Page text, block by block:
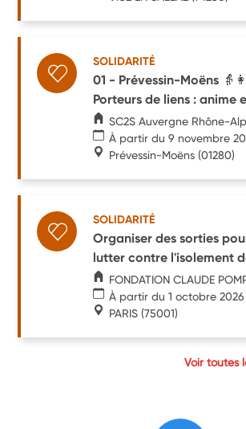
SOLIDARITÉ
01 - Prévessin-Moëns 👵👩
Porteurs de liens : anime
SC2S Auvergne Rhône-
À partir du 9 novembre
Prévessin-Moëns (01280)
SOLIDARITÉ
Organiser des sorties
lutter contre l'isolement
FONDATION CLAUDE
À partir du 1 octobre 2026
PARIS (75001)
Voir toutes